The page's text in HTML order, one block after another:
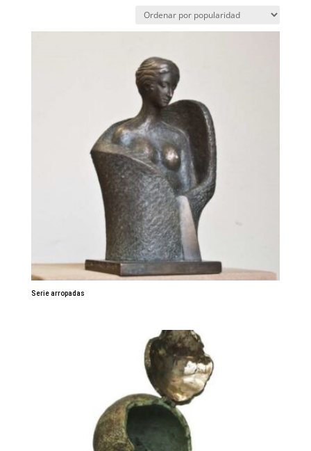
popularidad
Serie arropadas